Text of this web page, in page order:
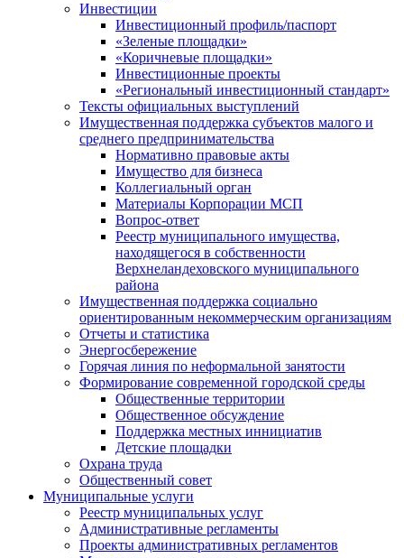
Инвестиции
Инвестиционный профиль/паспорт
«Зеленые площадки»
«Коричневые площадки»
Инвестиционные проекты
«Региональный инвестиционный стандарт»
Тексты официальных выступлений
Имущественная поддержка субъектов малого и
среднего предпринимательства
Нормативно правовые акты
Имущество для бизнеса
Коллегиальный орган
Материалы Корпорации МСП
Вопрос-ответ
Реестр муниципального имущества,
находящегося в собственности
Верхнеландеховского муниципального
района
Имущественная поддержка социально
ориентированным некоммерческим организациям
Отчеты и статистика
Энергосбережение
Горячая линия по неформальной занятости
Формирование современной городской среды
Общественные территории
Общественное обсуждение
Поддержка местных иннициатив
Детские площадки
Охрана труда
Общественный совет
Муниципальные услуги
Реестр муниципальных услуг
Административные регламенты
Проекты административных регламентов